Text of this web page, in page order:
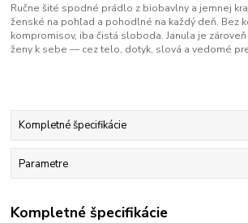
Ručne šité spodné prádlo z biobavlny a jemnej
ženské na pohľad a pohodlné na každý deň. Bez
kompromisov, iba čistá sloboda. Janula je
ženy k sebe — cez telo, dotyk, slová a vedomé
Kompletné špecifikácie
Parametre
Kompletné špecifikácie